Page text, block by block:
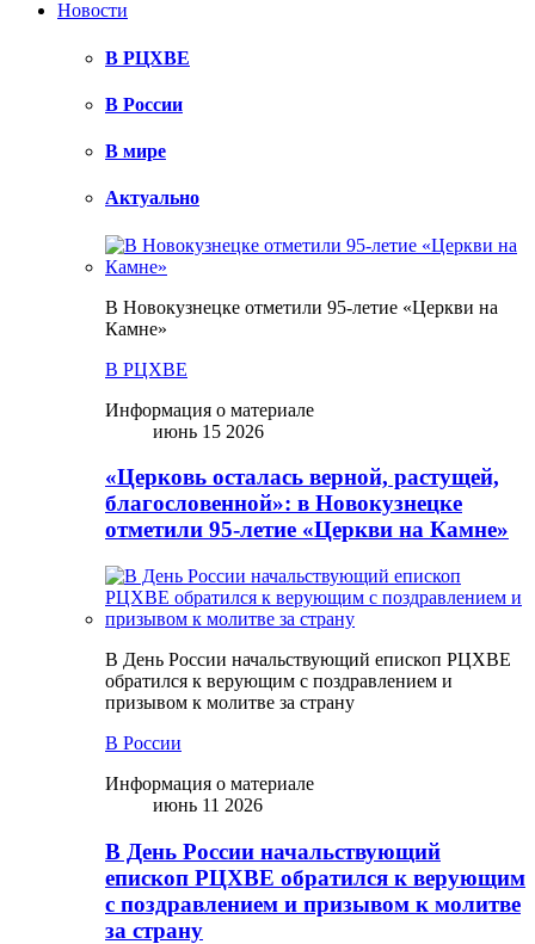
Новости
В РЦХВЕ
В России
В мире
Актуально
В Новокузнецке отметили 95-летие «Церкви на
Камне»
В РЦХВЕ
Информация о материале
июнь 15 2026
«Церковь осталась верной, растущей,
благословенной»: в Новокузнецке
отметили 95-летие «Церкви на Камне»
В День России начальствующий епископ РЦХВЕ
обратился к верующим с поздравлением и
призывом к молитве за страну
В России
Информация о материале
июнь 11 2026
В День России начальствующий
епископ РЦХВЕ обратился к верующим
с поздравлением и призывом к молитве
за страну